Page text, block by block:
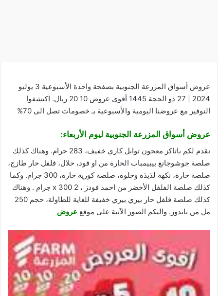
عروض أسواق المزرعة الجنوبية بصفحة واحدة الأسبوعية 3 يوليو
2024 | 27 ذو الحجة 1445 أقوى عروض 10 20 ريال. اكتشفوا
التوفير مع عروضنا اليومية والأسبوعية بـ خصومات تصل الى 70%
عروض أسواق المزرعة الجنوبية ليوم الأربعاء:
نقدم لكم باتاكز معجون توابل كاري خفيف، 283 جرام. وهناك كذلك
صلصة جوشوجانغ بيبيمباب الحارة من او فود، حلال، فلفل حار طازج،
صلصة حارة، نكهة لذيذة وحلوة، صلصة كورية حارة، 300 جرام. وكما
كذلك صلصة الفلفل الأخضر من احمد فودز ، 2 x 300 جرام . وهناك
كذلك صلصة فلفل حار بيري بيري خفيفة للغاية للطاولة، حجم 250
مل من ناندوز. واليكم الصور الآتية على موقع عروض